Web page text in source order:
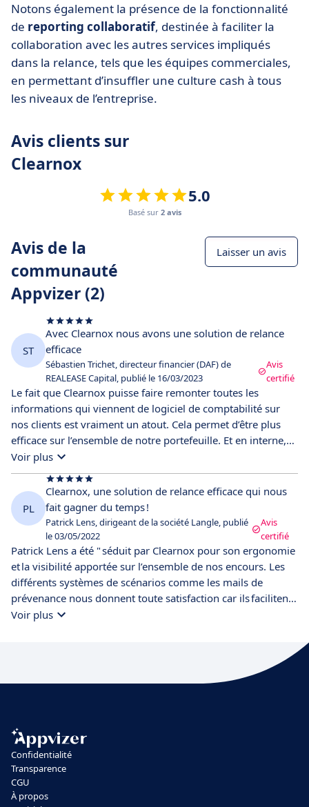
Notons également la présence de la fonctionnalité
de reporting collaboratif, destinée à faciliter la
collaboration avec les autres services impliqués
dans la relance, tels que les équipes commerciales,
en permettant d’insuffler une culture cash à tous
les niveaux de l’entreprise.
Avis clients sur
Clearnox
5.0
Basé sur 2 avis
Avis de la
communauté
Appvizer (2)
Laisser un avis
ST
Avec Clearnox nous avons une solution de relance
efficace
Sébastien Trichet, directeur financier (DAF) de
REALEASE Capital, publié le 16/03/2023
Avis
certifié
Le fait que Clearnox puisse faire remonter toutes les
informations qui viennent de logiciel de comptabilité sur
nos clients est vraiment un atout. Cela permet d’être plus
efficace sur l’ensemble de notre portefeuille. Et en interne,
cela permet au commercial de savoir quelles relances sont
programmées ou ont déjà été réalisées sur les impayés. Le
cash, c’est le sang des sociétés !
Voir plus
PL
Clearnox, une solution de relance efficace qui nous
fait gagner du temps !
Patrick Lens, dirigeant de la société Langle, publié
le 03/05/2022
Avis
certifié
Patrick Lens a été " séduit par Clearnox pour son ergonomie
et la visibilité apportée sur l’ensemble de nos encours. Les
différents systèmes de scénarios comme les mails de
prévenance nous donnent toute satisfaction car ils facilitent
le travail de notre comptable. Alors que notre système
excel à nos équipes, désormais tout est automatisé. Nous
avons gagné facilement 2 jours de travail mensuel grâce à
Voir plus
Confidentialité
Transparence
CGU
À propos